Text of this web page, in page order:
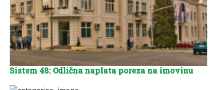
Sistem 48: Odlična naplata poreza na imovinu